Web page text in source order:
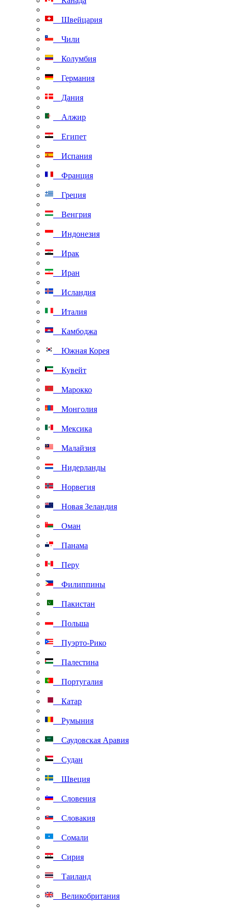
Швейцария
Чили
Колумбия
Германия
Дания
Алжир
Египет
Испания
Франция
Греция
Венгрия
Индонезия
Ирак
Иран
Исландия
Италия
Камбоджа
Южная Корея
Кувейт
Марокко
Монголия
Мексика
Малайзия
Нидерланды
Норвегия
Новая Зеландия
Оман
Панама
Перу
Филиппины
Пакистан
Польша
Пуэрто-Рико
Палестина
Португалия
Катар
Румыния
Саудовская Аравия
Судан
Швеция
Словения
Словакия
Сомали
Сирия
Таиланд
Великобритания